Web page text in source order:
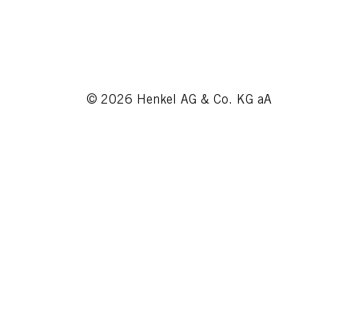
© 2026 Henkel AG & Co. KG aA